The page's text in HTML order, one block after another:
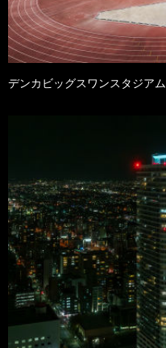
デンカビッグスワンスタジアム